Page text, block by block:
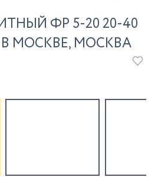
ФР 5-20 20-40
В МОСКВЕ, МОСКВА